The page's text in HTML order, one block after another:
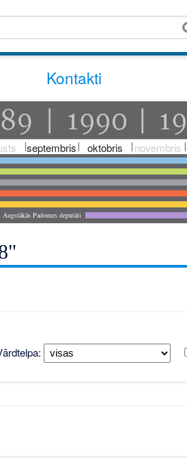
Kontakti
septembris oktobris novembris
Padomes deputāti